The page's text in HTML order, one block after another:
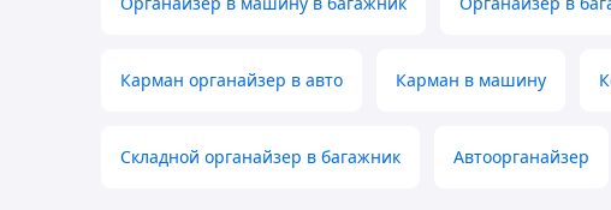
Карман органайзер в авто Карман в машину
Складной органайзер в багажник Автоорганайзер